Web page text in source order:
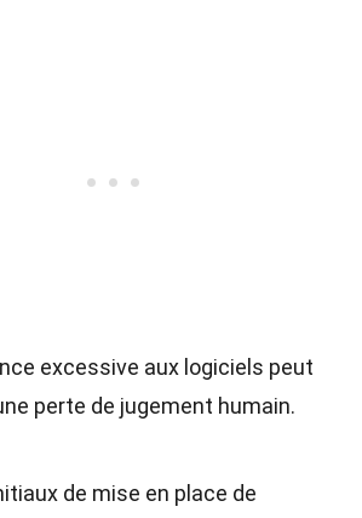
excessive aux logiciels peut
perte de jugement humain.
de mise en place de